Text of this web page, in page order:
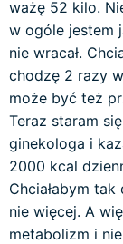
ważę 52 kilo.
w ogóle jestem
nie wracał.
chodzę 2 razy
może być też
Teraz staram
ginekologa i
2000 kcal
Chciałabym
nie więcej. A
metabolizm i